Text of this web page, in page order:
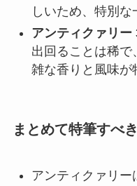
しいため、特別な
アンティクァリー
出回ることは稀で
雑な香りと風味が
まとめて特筆すべ
アンティクァリー